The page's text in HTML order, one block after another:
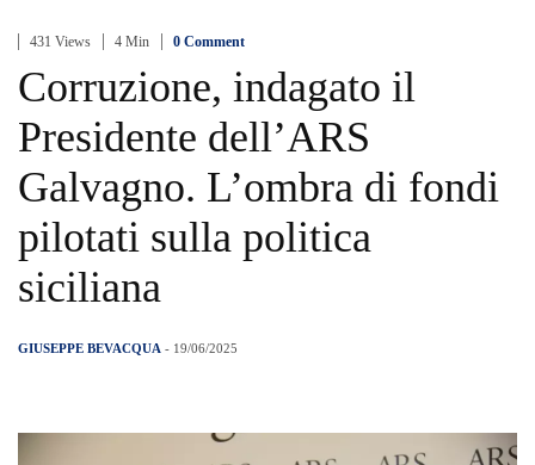
431 Views 4 Min 0 Comment
Corruzione, indagato il
Presidente dell’ARS
Galvagno. L’ombra di fondi
pilotati sulla politica
siciliana
GIUSEPPE BEVACQUA - 19/06/2025